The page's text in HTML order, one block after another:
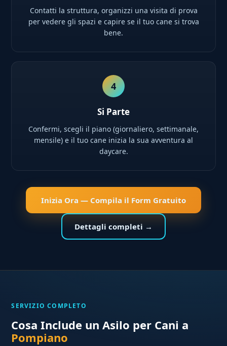
Contatti la struttura, organizzi una visita di prova
per vedere gli spazi e capire se il tuo cane si trova
bene.
4
Si Parte
Confermi, scegli il piano (giornaliero, settimanale,
mensile) e il tuo cane inizia la sua avventura al
daycare.
Inizia Ora — Compila il Form Gratuito
Dettagli completi →
SERVIZIO COMPLETO
Cosa Include un Asilo per Cani a
Pompiano